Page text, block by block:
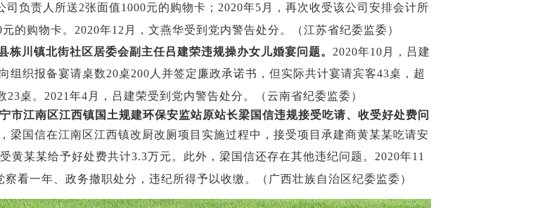
司负责人所送2张面值1000元的购物卡； 2020年5 月，再次收受该公司安排会计所
元的购物卡。 2020年12 月，文燕华受到党内警告处分。（江苏省纪委监委）
栋川镇北街社区居委会副主任吕建荣违规操办女儿婚宴问题。 2020年10 月，吕建
组织报备宴请桌数20桌200 人并签定廉政承诺书，但实际共计宴请宾客43桌，超
23桌。 2021 年4 月，吕建荣受到党内警告处分。（云南省纪委监委）
市江南区江西镇国土规建环保安监站原站长梁国信违规接受吃请、收受好处费问
梁国信在江南区江西镇改厨改厕项目实施过程中，接受项目承建商黄某某吃请安
黄某某给予好处费共计3.3万元。此外，梁国信还存在其他违纪问题。 2020年11
察看一年、政务撤职处分，违纪所得予以收缴。（广西壮族自治区纪委监委）